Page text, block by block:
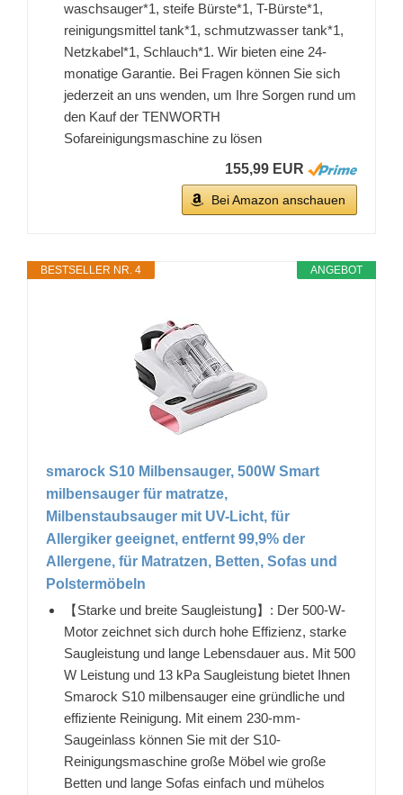
waschsauger*1, steife Bürste*1, T-Bürste*1,
reinigungsmittel tank*1, schmutzwasser tank*1,
Netzkabel*1, Schlauch*1. Wir bieten eine 24-
monatige Garantie. Bei Fragen können Sie sich
jederzeit an uns wenden, um Ihre Sorgen rund um
den Kauf der TENWORTH
Sofareinigungsmaschine zu lösen
155,99 EUR
Bei Amazon anschauen
ANGEBOT
BESTSELLER NR. 4
smarock S10 Milbensauger, 500W Smart
milbensauger für matratze,
Milbenstaubsauger mit UV-Licht, für
Allergiker geeignet, entfernt 99,9% der
Allergene, für Matratzen, Betten, Sofas und
Polstermöbeln
【Starke und breite Saugleistung】: Der 500-W-
Motor zeichnet sich durch hohe Effizienz, starke
Saugleistung und lange Lebensdauer aus. Mit 500
W Leistung und 13 kPa Saugleistung bietet Ihnen
Smarock S10 milbensauger eine gründliche und
effiziente Reinigung. Mit einem 230-mm-
Saugeinlass können Sie mit der S10-
Reinigungsmaschine große Möbel wie große
Betten und lange Sofas einfach und mühelos